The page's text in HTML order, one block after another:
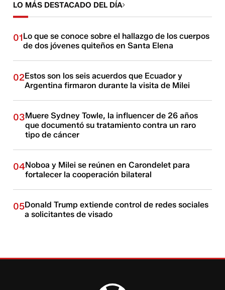
LO MÁS DESTACADO DEL DÍA
01Lo que se conoce sobre el hallazgo de los cuerpos
de dos jóvenes quiteños en Santa Elena
02Estos son los seis acuerdos que Ecuador y
Argentina firmaron durante la visita de Milei
03Muere Sydney Towle, la influencer de 26 años
que documentó su tratamiento contra un raro
tipo de cáncer
04Noboa y Milei se reúnen en Carondelet para
fortalecer la cooperación bilateral
05Donald Trump extiende control de redes sociales
a solicitantes de visado